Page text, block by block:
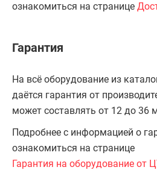
ознакомиться на странице
Гарантия
На всё оборудование из
даётся гарантия от
может составлять от 12 до 36
Подробнее с информацией о
ознакомиться на странице
Гарантия на оборудование от